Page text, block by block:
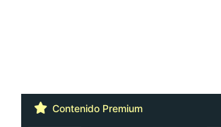
Contenido Premium